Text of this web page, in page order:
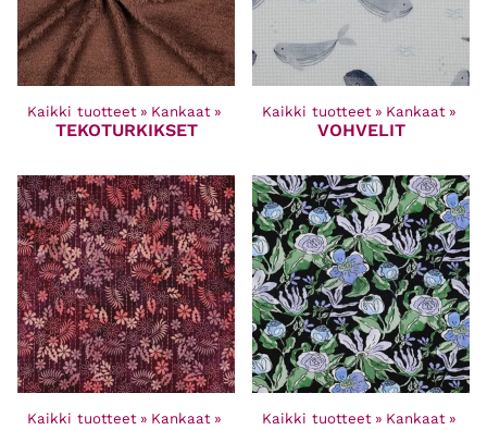
Kaikki tuotteet ‪» Kankaat ‪»
TEKOTURKIKSET
Kaikki tuotteet ‪» Kankaat ‪»
VOHVELIT
Kaikki tuotteet ‪» Kankaat ‪» Kaikki tuotteet ‪» Kankaat ‪»